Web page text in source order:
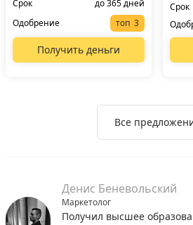
Срок
до 365 дней
Одобрение
топ
Получить деньги
Срок
Все
Денис Беневольский
Маркетолог
Получил высшее